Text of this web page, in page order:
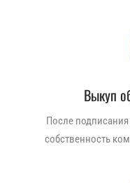
Выкуп
После
собственность